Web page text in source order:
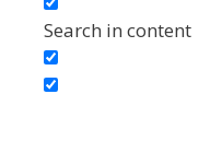
Search in content